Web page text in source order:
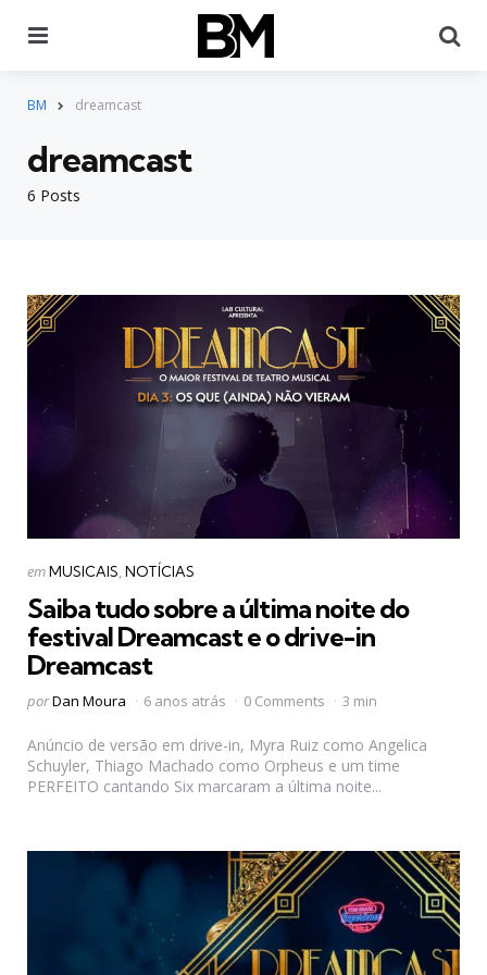
BM dreamcast
6 Posts
dreamcast
Categorias
Postado
emMUSICAIS NOTÍCIAS
Saiba tudo sobre a última noite do
festival Dreamcast e o drive-in
Dreamcast
Postado
porDan Moura 6 anos atrás 0 Comments 3 min
Anúncio de versão em drive-in, Myra Ruiz como Angelica
Schuyler, Thiago Machado como Orpheus e um time
PERFEITO cantando Six marcaram a última noite...